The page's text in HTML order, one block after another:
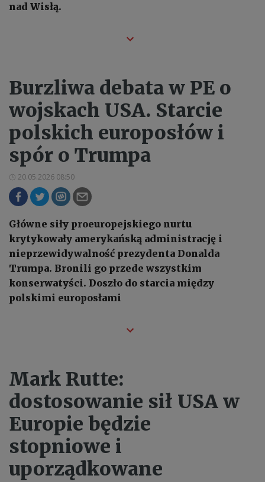
nad Wisłą.
Burzliwa debata w PE o
wojskach USA. Starcie
polskich europosłów i
spór o Trumpa
20.05.2026 08:50
Główne siły proeuropejskiego nurtu
krytykowały amerykańską administrację i
nieprzewidywalność prezydenta Donalda
Trumpa. Bronili go przede wszystkim
konserwatyści. Doszło do starcia między
polskimi europosłami
Mark Rutte:
dostosowanie sił USA w
Europie będzie
stopniowe i
uporządkowane